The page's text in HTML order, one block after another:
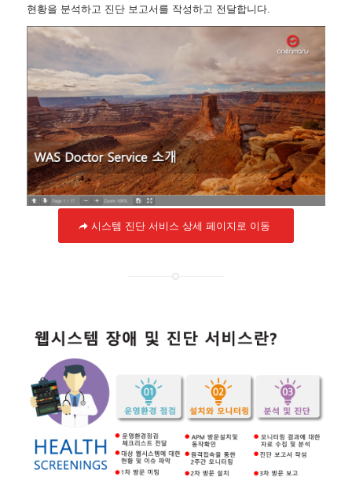
현황을 분석하고 진단 보고서를 작성하고 전달합니다.
시스템 진단 서비스 상세 페이지로 이동